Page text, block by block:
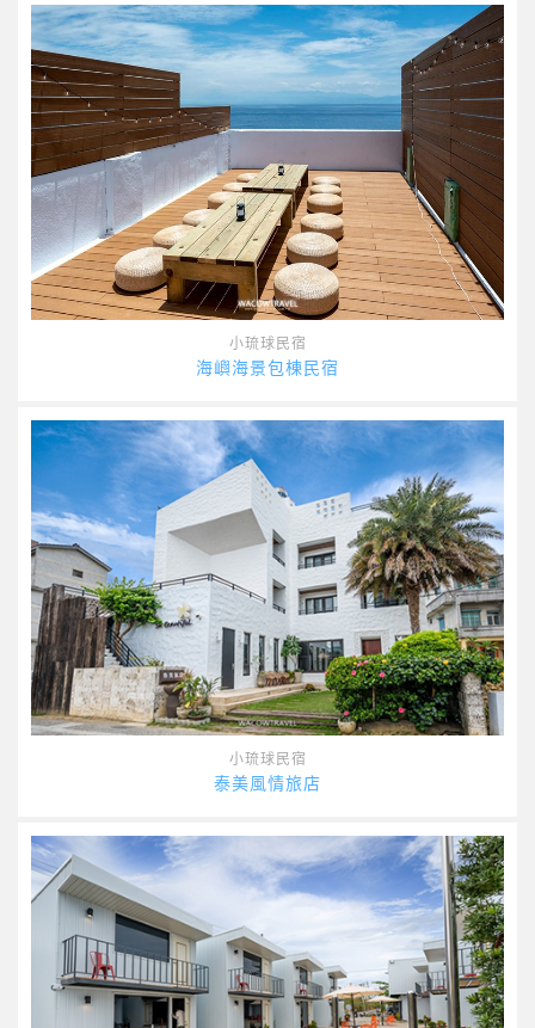
小琉球民宿
海嶼海景包棟民宿
小琉球民宿
泰美風情旅店